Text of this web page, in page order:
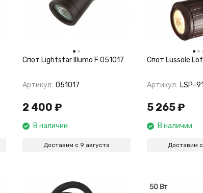
Спот Lightstar Illumo F 051017
Артикул: 051017
2 400 ₽
В наличии
Доставим с 9 августа
Спот Lussole
Артикул: LSP-
5 265₽
В наличии
Доставим